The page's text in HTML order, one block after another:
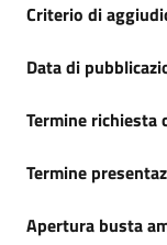
Criterio di
Data di
Termine richiesta
Termine
Apertura busta